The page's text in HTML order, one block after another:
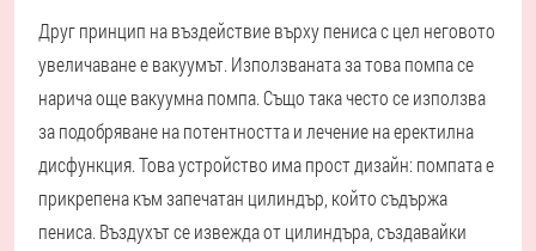
Друг принцип на въздействие върху пениса с цел неговото
увеличаване е вакуумът. Използваната за това помпа се
нарича още вакуумна помпа. Също така често се използва
за подобряване на потентността и лечение на еректилна
дисфункция. Това устройство има прост дизайн: помпата е
прикрепена към запечатан цилиндър, който съдържа
пениса. Въздухът се извежда от цилиндъра, създавайки